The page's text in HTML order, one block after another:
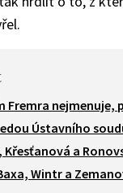
Fremra
Ústavního
a
Wintr a